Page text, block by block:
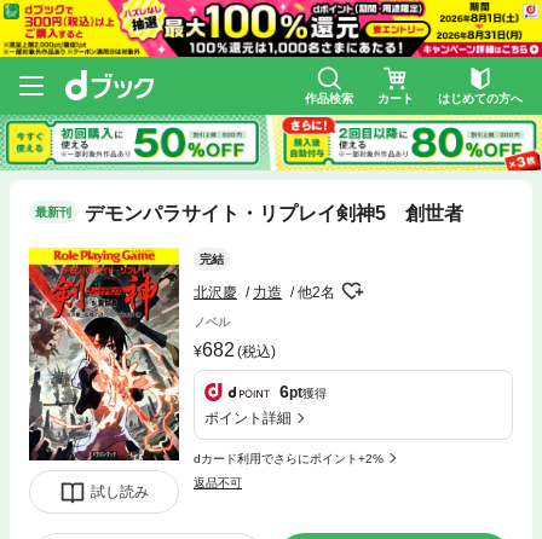
作品検索 カート はじめての方へ
最新刊 デモンパラサイト・リプレイ剣神5 創世者
試し読み
完結
北沢慶 力造 他2名
ノベル
682 (税込)
6pt獲得
ポイント詳細
dカード利用でさらにポイント+2%
返品不可